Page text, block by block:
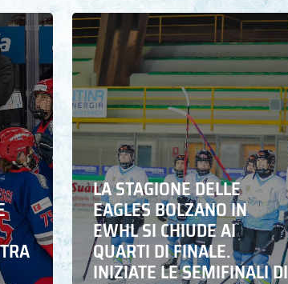
LA STAGIONE DELLE
EAGLES BOLZANO IN
EWHL SI CHIUDE AI
QUARTI DI FINALE.
INIZIATE LE SEMIFINALI DI